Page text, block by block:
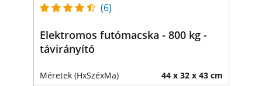
(6)
Elektromos futómacska - 800 kg -
távirányító
Méretek (HxSzéxMa) 44 x 32 x 43 cm